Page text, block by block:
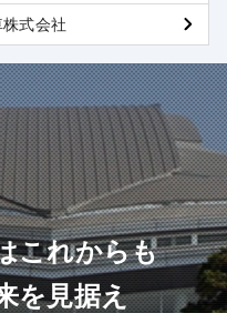
式会社
これからも
を見据え